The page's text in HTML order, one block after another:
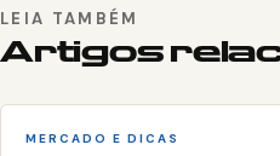
LEIA TAMBÉM
Artigos
MERCADO E DICAS